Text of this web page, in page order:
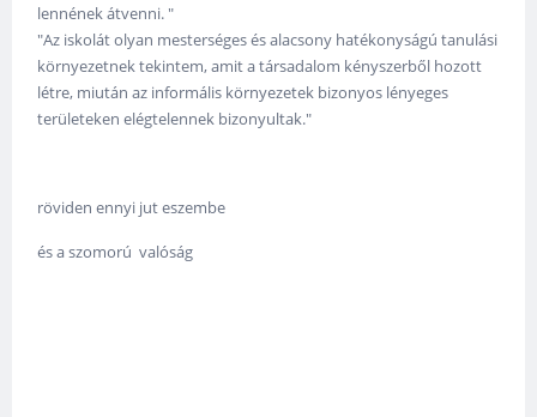
lennének átvenni. "
"Az iskolát olyan mesterséges és alacsony hatékonyságú tanulási
környezetnek tekintem, amit a társadalom kényszerből hozott
létre, miután az informális környezetek bizonyos lényeges
területeken elégtelennek bizonyultak."
röviden ennyi jut eszembe
és a szomorú valóság